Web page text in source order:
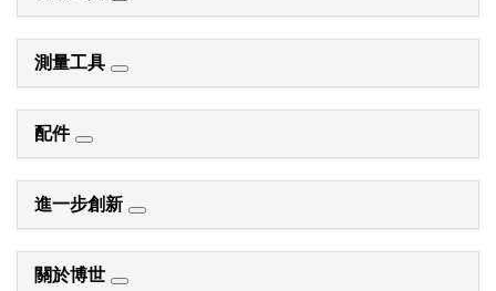
測量工具
配件
進一步創新
關於博世